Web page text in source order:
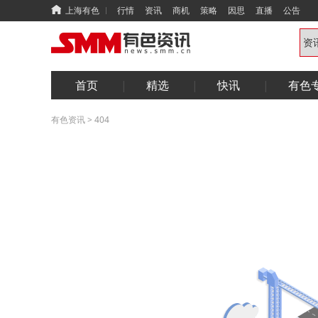
上海有色 行情 资讯 商机 策略 因思 直播 公告
首页 精选 快讯 有色
有色资讯> 404